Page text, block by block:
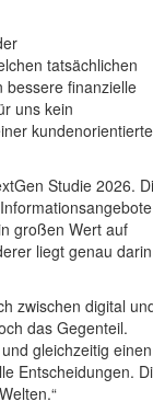
tatsächlichen
bessere finanzielle
uns kein
Studie 2026.
großen Wert auf
liegt genau darin
zwischen digital
das Gegenteil.
gleichzeitig einen
Entscheidungen.